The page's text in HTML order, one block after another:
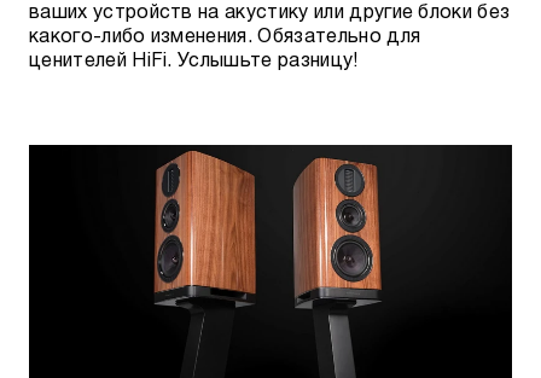
ваших устройств на акустику или другие блоки без
какого-либо изменения. Обязательно для
ценителей HiFi. Услышьте разницу!